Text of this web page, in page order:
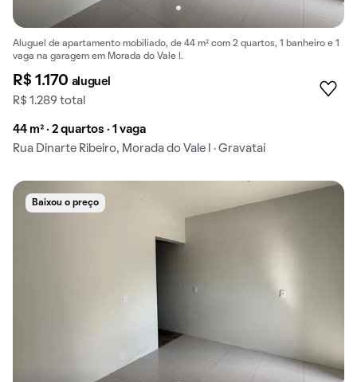
Aluguel de apartamento mobiliado, de 44 m² com 2 quartos, 1 banheiro e 1
vaga na garagem em Morada do Vale I.
R$ 1.170 aluguel
R$ 1.289 total
44 m² · 2 quartos · 1 vaga
Rua Dinarte Ribeiro, Morada do Vale I · Gravataí
Baixou o preço